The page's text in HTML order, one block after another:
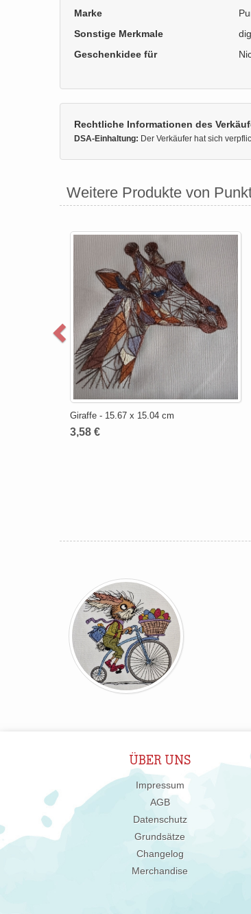
Marke
Sonstige Merkmale
Geschenkidee für
Rechtliche Informationen des
DSA-Einhaltung: Der Verkäufer hat sich
Weitere Produkte von
Giraffe - 15.67 x 15.04 cm
3,58 €
ÜBER UNS
Impressum
AGB
Datenschutz
Grundsätze
Changelog
Merchandise